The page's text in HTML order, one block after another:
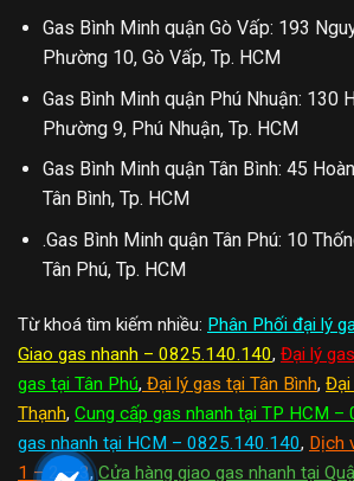
Gas Bình Minh quận Gò Vấp: 193
Phường 10, Gò Vấp, Tp. HCM
Gas Bình Minh quận Phú Nhuận: 130
Phường 9, Phú Nhuận, Tp. HCM
Gas Bình Minh quận Tân Bình: 45
Tân Bình, Tp. HCM
.Gas Bình Minh quận Tân Phú: 10
Tân Phú, Tp. HCM
Từ khoá tìm kiếm nhiều: Phân Phối đại lý
Giao gas nhanh – 0825.140.140, Đại lý
gas tại Tân Phú, Đại lý gas tại Tân Bình, Đại
Thạnh, Cung cấp gas nhanh tại TP HCM –
gas nhanh tại HCM – 0825.140.140, Dịch
1 – 2 – 3,Cửa hàng giao gas nhanh tại